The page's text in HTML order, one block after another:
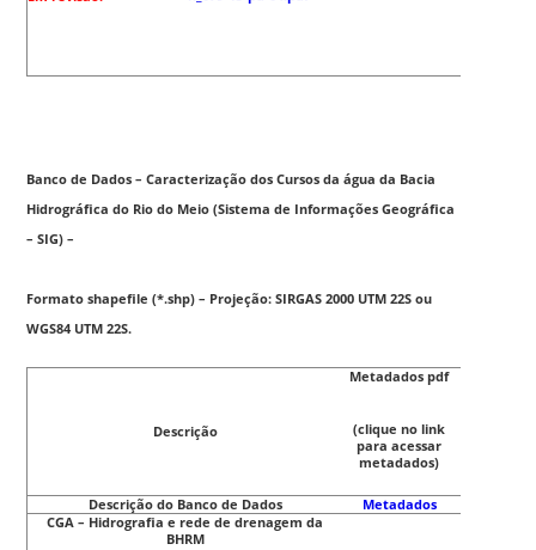
Banco de Dados – Caracterização dos Cursos da água da Bacia
Hidrográfica do Rio do Meio (Sistema de Informações Geográfica
– SIG) –
Formato shapefile (*.shp) – Projeção: SIRGAS 2000 UTM 22S ou
WGS84 UTM 22S.
Descrição
Metadados pdf
(clique no link
para acessar
metadados)
Descrição do Banco de Dados
Metadados
CGA – Hidrografia e rede de drenagem da
BHRM